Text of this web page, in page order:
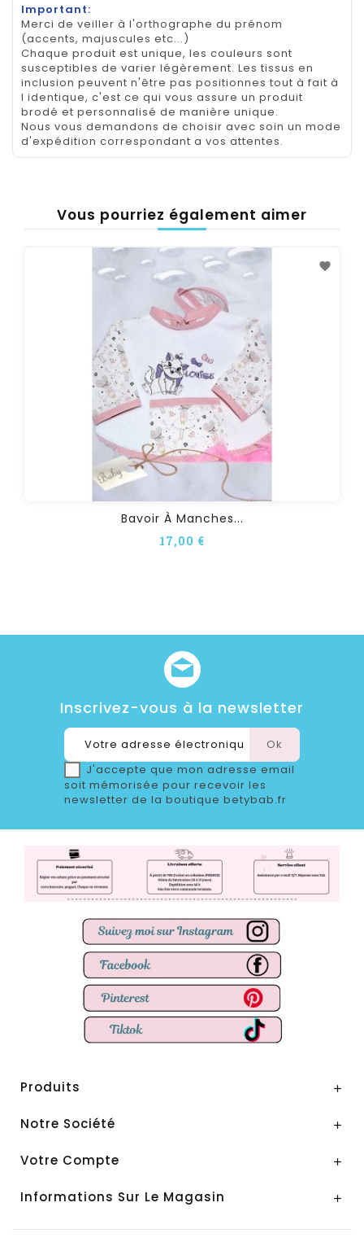
Important:
Merci de veiller à l'orthographe du prénom
(accents, majuscules etc...)
Chaque produit est unique, les couleurs sont
susceptibles de varier légèrement. Les tissus en
inclusion peuvent n'être pas positionnes tout à fait à
l identique, c'est ce qui vous assure un produit
brodé et personnalisé de manière unique.
Nous vous demandons de choisir avec soin un mode
d'expédition correspondant a vos attentes.
Vous pourriez également aimer
Bavoir À Manches...
17,00 €
Inscrivez-vous à la newsletter
J'accepte que mon adresse email
soit mémorisée pour recevoir les
newsletter de la boutique betybab.fr
Produits 
Notre Société 
Votre Compte 
Informations Sur Le Magasin 